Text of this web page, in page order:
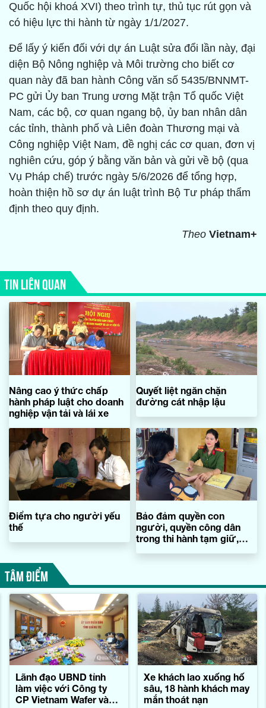
Quốc hội khoá XVI) theo trình tự, thủ tục rút gọn và
có hiệu lực thi hành từ ngày 1/1/2027.
Để lấy ý kiến đối với dự án Luật sửa đổi lần này, đại
diện Bộ Nông nghiệp và Môi trường cho biết cơ
quan này đã ban hành Công văn số 5435/BNNMT-
PC gửi Ủy ban Trung ương Mặt trận Tổ quốc Việt
Nam, các bộ, cơ quan ngang bộ, ủy ban nhân dân
các tỉnh, thành phố và Liên đoàn Thương mại và
Công nghiệp Việt Nam, đề nghị các cơ quan, đơn vị
nghiên cứu, góp ý bằng văn bản và gửi về bộ (qua
Vụ Pháp chế) trước ngày 5/6/2026 để tổng hợp,
hoàn thiện hồ sơ dự án luật trình Bộ Tư pháp thẩm
định theo quy định.
Theo Vietnam+
TIN LIÊN QUAN
Nâng cao ý thức chấp
hành pháp luật cho doanh
nghiệp vận tải và lái xe
Quyết liệt ngăn chặn
đường cát nhập lậu
Điểm tựa cho người yếu
thế
Bảo đảm quyền con
người, quyền công dân
trong thi hành tạm giữ,
TÂM ĐIỂM
Lãnh đạo UBND tỉnh
làm việc với Công ty
CP Vietnam Wafer và
Xe khách lao xuống hố
sâu, 18 hành khách may
mắn thoát nạn